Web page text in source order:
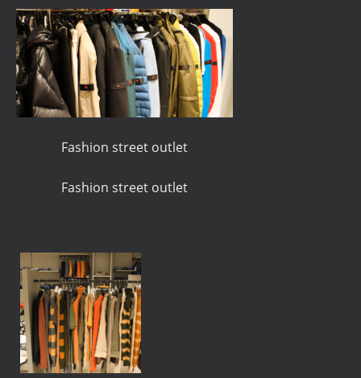
Fashion street outlet
Fashion street outlet